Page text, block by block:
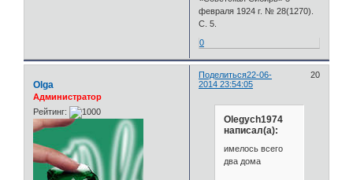
февраля 1924 г. № 28(1270).
С. 5.
0
Поделиться 20
22-06-
2014 23:54:05
Olga
Администратор
Рейтинг:
Olegych1974
написал(а):
имелось всего
два дома